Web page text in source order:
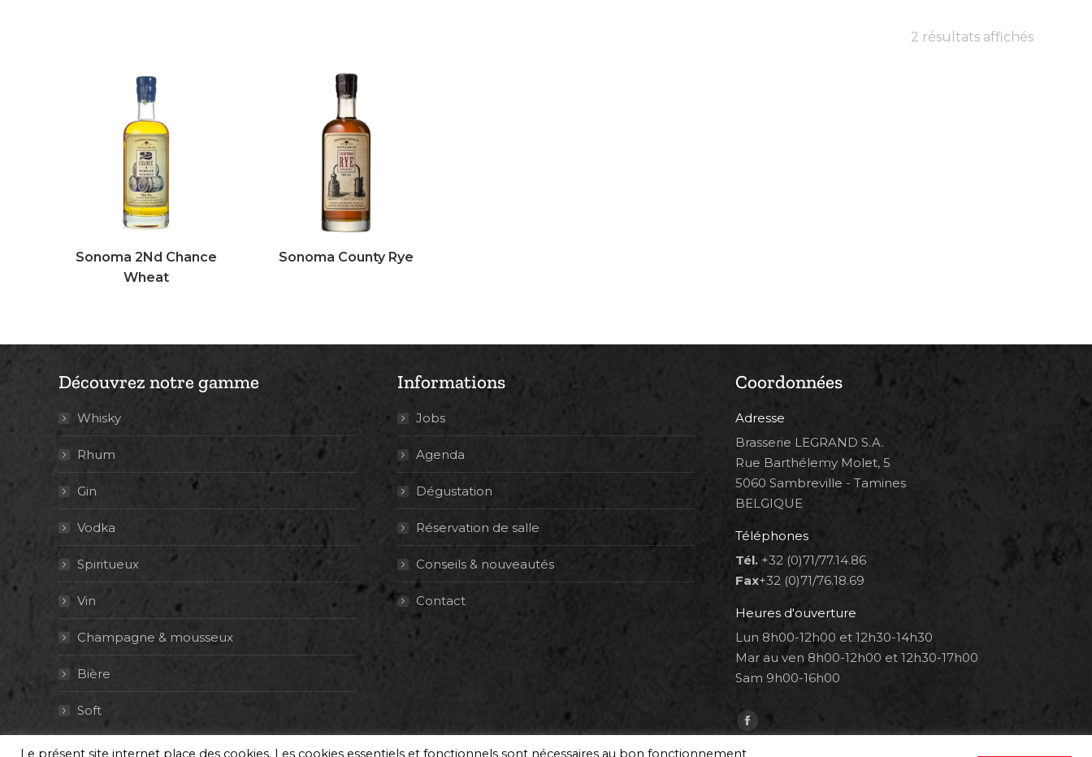
2 résultats affichés
Sonoma 2Nd Chance
Wheat
Sonoma County Rye
Découvrez notre gamme
Whisky
Rhum
Gin
Vodka
Spiritueux
Vin
Champagne & mousseux
Bière
Soft
Informations
Jobs
Agenda
Dégustation
Réservation de salle
Conseils & nouveautés
Contact
Coordonnées
Adresse
Brasserie LEGRAND S.A.
Rue Barthélemy Molet, 5
5060 Sambreville - Tamines
BELGIQUE
Téléphones
Tél. +32 (0)71/77.14.86
Fax+32 (0)71/76.18.69
Heures d'ouverture
Lun 8h00-12h00 et 12h30-14h30
Mar au ven 8h00-12h00 et 12h30-17h00
Sam 9h00-16h00
Trouvez nous sur :
Facebook
page
Le présent site internet place des cookies. Les cookies essentiels et fonctionnels sont nécessaires au bon fonctionnement